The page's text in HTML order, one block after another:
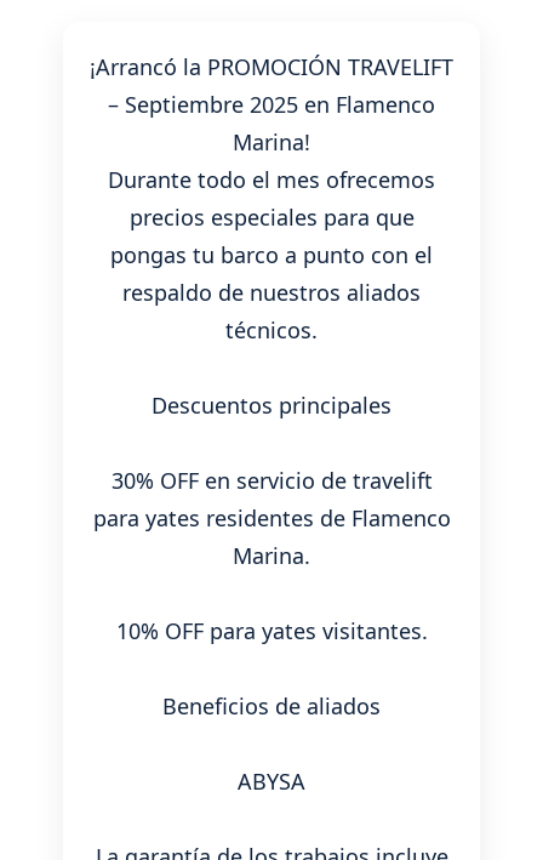
¡Arrancó la PROMOCIÓN TRAVELIFT
– Septiembre 2025 en Flamenco
Marina!
Durante todo el mes ofrecemos
precios especiales para que
pongas tu barco a punto con el
respaldo de nuestros aliados
técnicos.
Descuentos principales
30% OFF en servicio de travelift
para yates residentes de Flamenco
Marina.
10% OFF para yates visitantes.
Beneficios de aliados
ABYSA